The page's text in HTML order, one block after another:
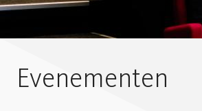
Evenementen